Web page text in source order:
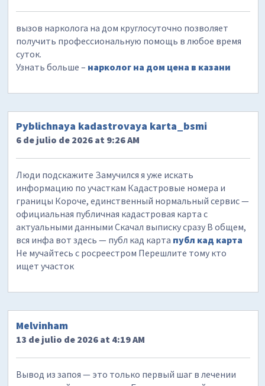
вызов нарколога на дом круглосуточно позволяет
получить профессиональную помощь в любое время
суток.
Узнать больше – нарколог на дом цена в казани
Pyblichnaya kadastrovaya karta_bsmi
6 de julio de 2026 at 9:26 AM
Люди подскажите Замучился я уже искать
информацию по участкам Кадастровые номера и
границы Короче, единственный нормальный сервис —
официальная публичная кадастровая карта с
актуальными данными Скачал выписку сразу В общем,
вся инфа вот здесь — публ кад карта публ кад карта
Не мучайтесь с росреестром Перешлите тому кто
ищет участок
Melvinham
13 de julio de 2026 at 4:19 AM
Вывод из запоя — это только первый шаг в лечении